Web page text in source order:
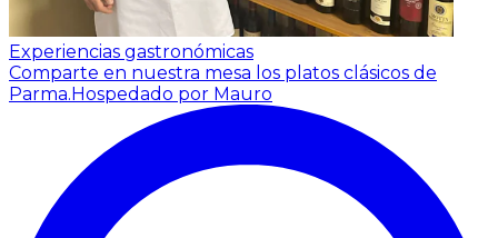
Experiencias gastronómicas
Comparte en nuestra mesa los platos clásicos de
Parma.Hospedado por Mauro